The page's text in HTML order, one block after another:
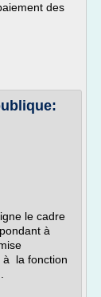
des
le cadre
à
à la fonction